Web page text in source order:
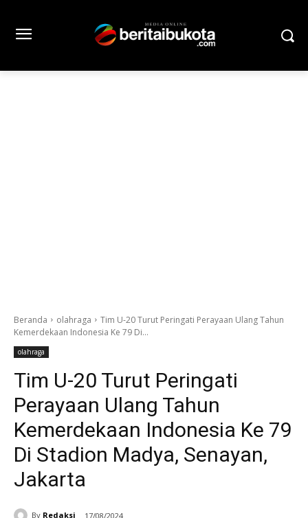
Beranda olahraga
Tim U-20 Turut Peringati Perayaan Ulang Tahun
Kemerdekaan Indonesia Ke 79 Di...
olahraga
Tim U-20 Turut Peringati
Perayaan Ulang Tahun
Kemerdekaan Indonesia Ke 79
Di Stadion Madya, Senayan,
Jakarta
By Redaksi 17/08/2024